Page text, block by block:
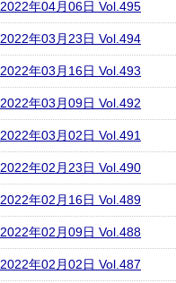
2022年04月06日 Vol.495
2022年03月23日 Vol.494
2022年03月16日 Vol.493
2022年03月09日 Vol.492
2022年03月02日 Vol.491
2022年02月23日 Vol.490
2022年02月16日 Vol.489
2022年02月09日 Vol.488
2022年02月02日 Vol.487